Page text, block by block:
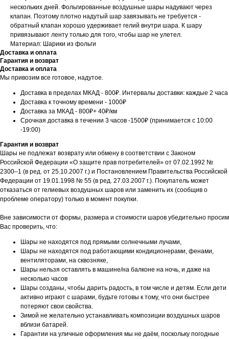
нескольких дней. Фольгированные воздушные шары надувают через
клапан. Поэтому плотно надутый шар завязывать не требуется -
обратный клапан хорошо удерживает гелий внутри шара. К шару
привязывают ленту только для того, чтобы шар не улетел.
Материал: Шарики из фольги
Доставка и оплата
Гарантия и возврат
Доставка и оплата
Мы привозим все готовое, надутое.
Доставка в пределах МКАД - 800₽. Интервалы доставки: каждые 2 часа
Доставка к точному времени - 1000₽
Доставка за МКАД - 800₽+ 40₽/км
Срочная доставка в течении 3 часов -1500₽ (принимается с 10:00
-19:00)
Гарантия и возврат
Шары не подлежат возврату или обмену в соответствии с Законом
Российской Федерации «О защите прав потребителей» от 07.02.1992 №
2300–1 (в ред. от 25.10.2007 г.) и Постановлением Правительства Российской
Федерации от 19.01.1998 № 55 (в ред. 27.03.2007 г.). Покупатель может
отказаться от гелиевых воздушных шаров или заменить их (сообщив о
проблеме оператору) только в момент покупки.
Вне зависимости от формы, размера и стоимости шаров убедительно просим
Вас проверить, что:
Шары не находятся под прямыми солнечными лучами,
Шары не находятся под работающими кондиционерами, фенами,
вентиляторами, на сквозняке,
Шары нельзя оставлять в машине/на балконе на ночь, и даже на
несколько часов
Шары созданы, чтобы дарить радость, в том числе и детям. Если дети
активно играют с шарами, будьте готовы к тому, что они быстрее
потеряют свои свойства.
Зимой не желательно устанавливать композиции воздушных шаров
вблизи батарей.
Гарантии на уличные оформления мы не даём, поскольку погодные